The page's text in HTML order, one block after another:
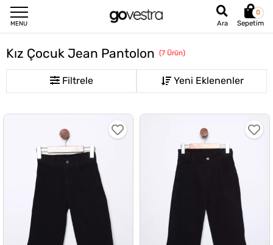
MENU Ara
0
Sepetim
Kız Çocuk Jean Pantolon (7 Ürün)
Filtrele